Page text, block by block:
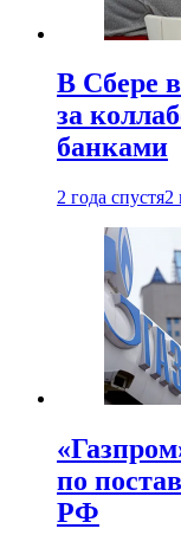
В Сбере
за
банками
2 года спустя2
по
РФ